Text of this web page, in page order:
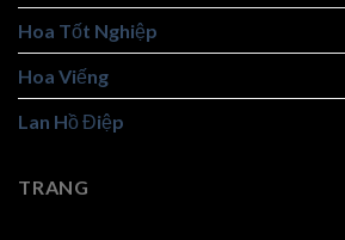
Hoa Tốt Nghiệp
Hoa Viếng
Lan Hồ Điệp
TRANG